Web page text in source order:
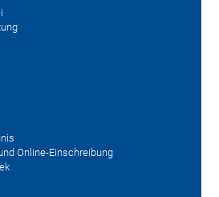
Online-Einschreibung